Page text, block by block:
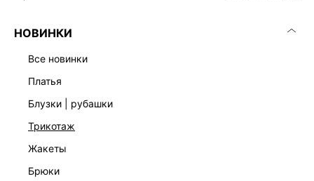
НОВИНКИ
все новинки
платья
блузки | рубашки
трикотаж
жакеты
брюки